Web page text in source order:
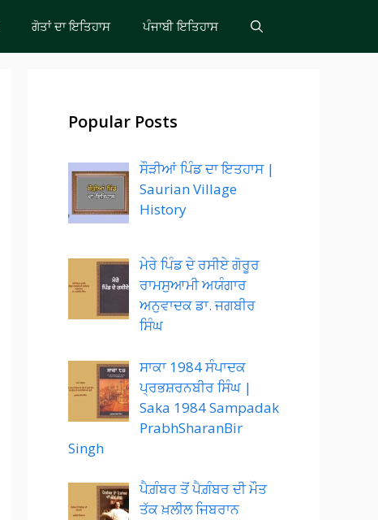
ਗੋਤਾਂ ਦਾ ਇਤਿਹਾਸ ਪੰਜਾਬੀ ਇਤਿਹਾਸ
Popular Posts
ਸੌੜੀਆਂ ਪਿੰਡ ਦਾ ਇਤਹਾਸ |
Saurian Village
History
ਮੇਰੇ ਪਿੰਡ ਦੇ ਰਸੀਏ ਗੋਰੂਰ
ਰਾਮਸੁਆਮੀ ਅਯੰਗਾਰ
ਅਨੁਵਾਦਕ ਡਾ. ਜਗਬੀਰ
ਸਿੰਘ
ਸਾਕਾ 1984 ਸੰਪਾਦਕ
ਪ੍ਰਭਸ਼ਰਨਬੀਰ ਸਿੰਘ |
Saka 1984 Sampadak
PrabhSharanBir
Singh
ਪੈਗ਼ੰਬਰ ਤੋਂ ਪੈਗ਼ੰਬਰ ਦੀ ਮੌਤ
ਤੱਕ ਖ਼ਲੀਲ ਜਿਬਰਾਨ